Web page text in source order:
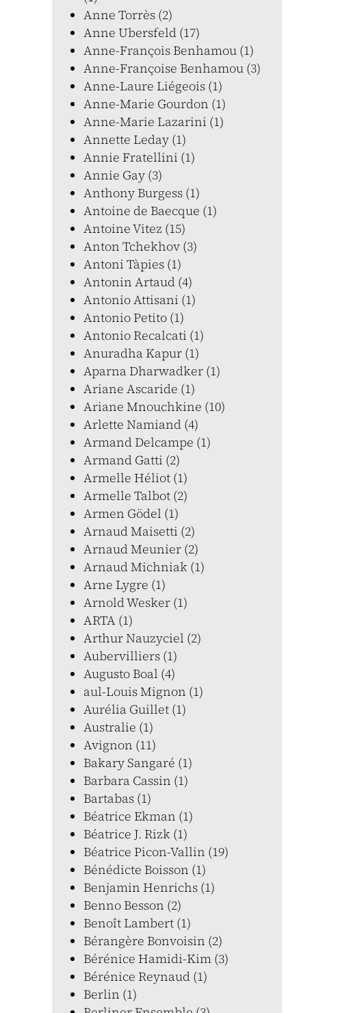
Anne Torrès (2)
Anne Ubersfeld (17)
Anne-François Benhamou (1)
Anne-Françoise Benhamou (3)
Anne-Laure Liégeois (1)
Anne-Marie Gourdon (1)
Anne-Marie Lazarini (1)
Annette Leday (1)
Annie Fratellini (1)
Annie Gay (3)
Anthony Burgess (1)
Antoine de Baecque (1)
Antoine Vitez (15)
Anton Tchekhov (3)
Antoni Tàpies (1)
Antonin Artaud (4)
Antonio Attisani (1)
Antonio Petito (1)
Antonio Recalcati (1)
Anuradha Kapur (1)
Aparna Dharwadker (1)
Ariane Ascaride (1)
Ariane Mnouchkine (10)
Arlette Namiand (4)
Armand Delcampe (1)
Armand Gatti (2)
Armelle Héliot (1)
Armelle Talbot (2)
Armen Gödel (1)
Arnaud Maisetti (2)
Arnaud Meunier (2)
Arnaud Michniak (1)
Arne Lygre (1)
Arnold Wesker (1)
ARTA (1)
Arthur Nauzyciel (2)
Aubervilliers (1)
Augusto Boal (4)
aul-Louis Mignon (1)
Aurélia Guillet (1)
Australie (1)
Avignon (11)
Bakary Sangaré (1)
Barbara Cassin (1)
Bartabas (1)
Béatrice Ekman (1)
Béatrice J. Rizk (1)
Béatrice Picon-Vallin (19)
Bénédicte Boisson (1)
Benjamin Henrichs (1)
Benno Besson (2)
Benoît Lambert (1)
Bérangère Bonvoisin (2)
Bérénice Hamidi-Kim (3)
Bérénice Reynaud (1)
Berlin (1)